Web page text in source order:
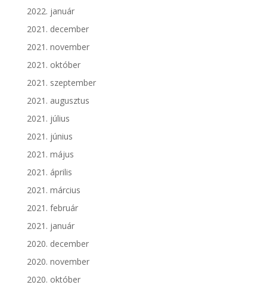
2022. január
2021. december
2021. november
2021. október
2021. szeptember
2021. augusztus
2021. július
2021. június
2021. május
2021. április
2021. március
2021. február
2021. január
2020. december
2020. november
2020. október